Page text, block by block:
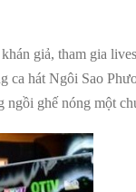
giả, tham gia
ca hát Ngôi Sao
ghế nóng một